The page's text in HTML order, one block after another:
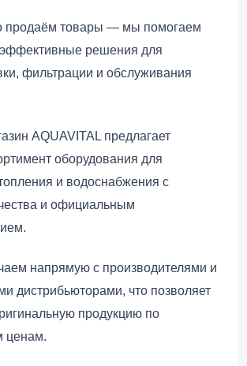
продаём товары — мы помогаем
эффективные решения для
фильтрации и обслуживания
AQUAVITAL предлагает
оборудования для
и водоснабжения с
и официальным
напрямую с производителями и
дистрибьюторами, что позволяет
продукцию по
ценам.